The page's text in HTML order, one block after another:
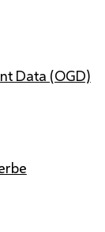
Data (OGD)